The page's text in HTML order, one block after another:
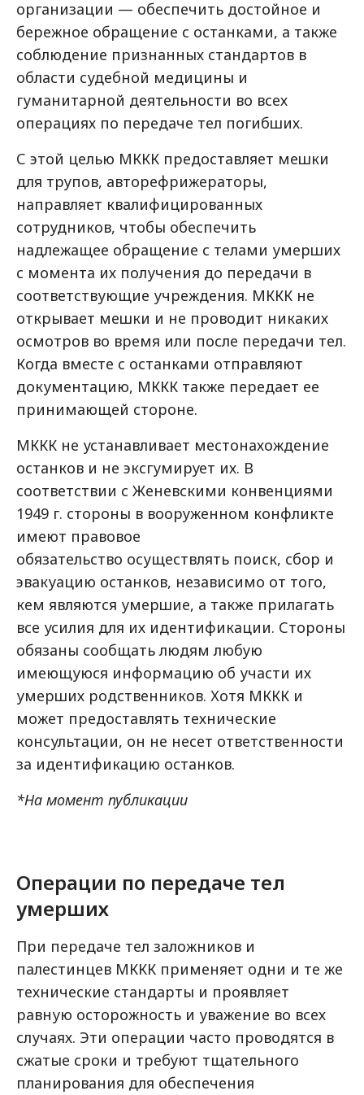
организации — обеспечить достойное и
бережное обращение с останками, а также
соблюдение признанных стандартов в
области судебной медицины и
гуманитарной деятельности во всех
операциях по передаче тел погибших.
С этой целью МККК предоставляет мешки
для трупов, авторефрижераторы,
направляет квалифицированных
сотрудников, чтобы обеспечить
надлежащее обращение с телами умерших
с момента их получения до передачи в
соответствующие учреждения. МККК не
открывает мешки и не проводит никаких
осмотров во время или после передачи тел.
Когда вместе с останками отправляют
документацию, МККК также передает ее
принимающей стороне.
МККК не устанавливает местонахождение
останков и не эксгумирует их. В
соответствии с Женевскими конвенциями
1949 г. стороны в вооруженном конфликте
имеют правовое
обязательство осуществлять поиск, сбор и
эвакуацию останков, независимо от того,
кем являются умершие, а также прилагать
все усилия для их идентификации. Стороны
обязаны сообщать людям любую
имеющуюся информацию об участи их
умерших родственников. Хотя МККК и
может предоставлять технические
консультации, он не несет ответственности
за идентификацию останков.
*На момент публикации
Операции по передаче тел
умерших
При передаче тел заложников и
палестинцев МККК применяет одни и те же
технические стандарты и проявляет
равную осторожность и уважение во всех
случаях. Эти операции часто проводятся в
сжатые сроки и требуют тщательного
планирования для обеспечения